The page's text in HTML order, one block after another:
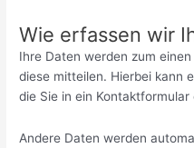
Wie erfassen wir
Ihre Daten werden zum
diese mitteilen. Hierbei kann
die Sie in ein Kontaktformular
Andere Daten werden